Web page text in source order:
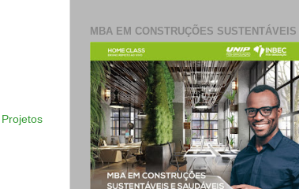
Projetos
MBA EM CONSTRUÇÕES SUSTENTÁVEIS